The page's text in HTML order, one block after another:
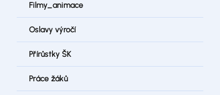
Filmy_animace
Oslavy výročí
Přírůstky ŠK
Práce žáků